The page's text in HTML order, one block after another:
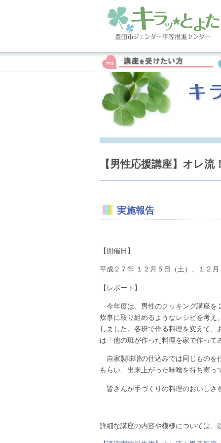
【男性応援講座】オレ流
実施報告
【開催日】
平成２７年 １２月５日（土）、１２月
【レポート】
今年度は、男性のクッキング講座を
炊事に取り組めるようなレシピを考
しました。各班で作る料理を変えて
は「他の班が作った料理を家で作って
自家製味噌の仕込みでは同じものを
もらい、出来上がった味噌を持ち寄っ
皆さんが手づくりの料理のおいしさ
詳細な講座の内容や模様については、